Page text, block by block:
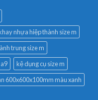
nhựa hiệp thành size m
trung size m
kệ dụng cụ size m
600x600x100mm màu xanh